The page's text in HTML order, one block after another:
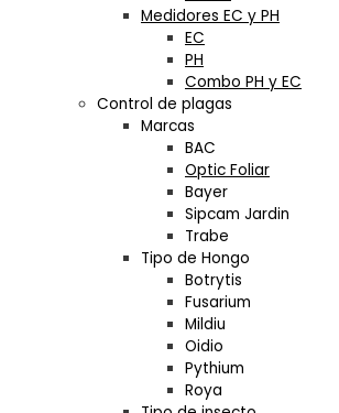
Medidores EC y PH
EC
PH
Combo PH y EC
Control de plagas
Marcas
BAC
Optic Foliar
Bayer
Sipcam Jardin
Trabe
Tipo de Hongo
Botrytis
Fusarium
Mildiu
Oidio
Pythium
Roya